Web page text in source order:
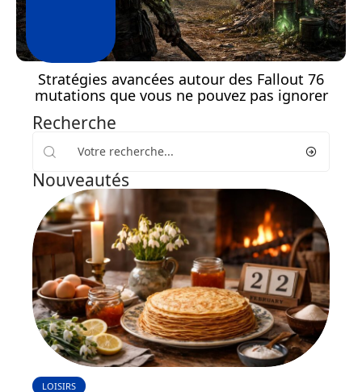
Stratégies avancées autour des Fallout 76
mutations que vous ne pouvez pas ignorer
Recherche
Nouveautés
LOISIRS